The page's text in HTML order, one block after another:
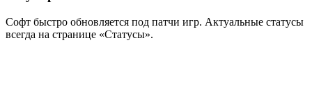
Софт быстро обновляется под патчи игр. Актуальные статусы
всегда на странице «Статусы».